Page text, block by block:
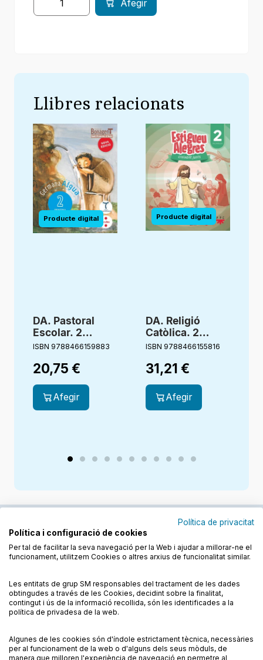
Afegir
Llibres relacionats
DA. Pastoral
Escolar. 2
Primària.
Bonagent
ISBN 9788466159883
20,75 €
Afegir
DA. Religió
Catòlica. 2
primària.
alegres.
Creixent junts
ISBN 9788466155816
31,21 €
Afegir
Condicions de compra
Condicions d’ús
Política de cookies
Política de privadesa FAQs
Política de privacitat
Política i configuració de cookies
Per tal de facilitar la seva navegació per la Web i ajudar a millorar-ne el
funcionament, utilitzem Cookies o altres arxius de funcionalitat similar.
Les entitats de grup SM responsables del tractament de les dades
obtingudes a través de les Cookies, decidint sobre la finalitat,
contingut i ús de la informació recollida, són les identificades a la
política de privadesa de la web.
Algunes de les cookies són d'índole estrictament tècnica, necessàries
per al funcionament de la web o d'alguns dels seus mòduls, de
manera que milloren l'experiència de navegació en permetre al